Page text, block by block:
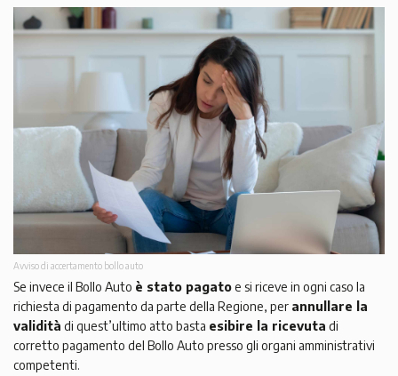
Avviso di accertamento bollo auto
Se invece il Bollo Auto è stato pagatoe si riceve in ogni caso la
richiesta di pagamento da parte della Regione, per annullare la
validità di quest’ultimo atto basta esibire la ricevuta di
corretto pagamento del Bollo Auto presso gli organi amministrativi
competenti.